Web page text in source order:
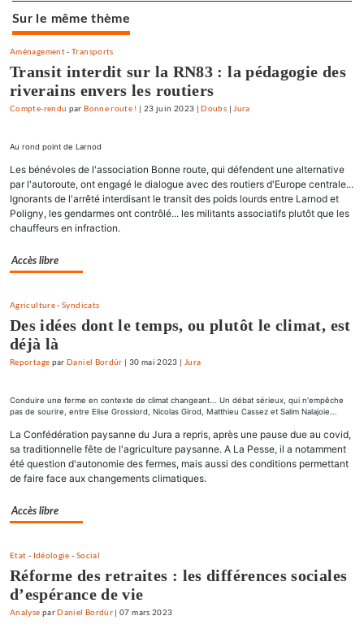
Sur le même thème
Aménagement-Transports
Transit interdit sur la RN83 : la pédagogie des
riverains envers les routiers
Compte-rendu par Bonne route ! 23 juin 2023 Doubs |Jura
Au rond point de Larnod
Les bénévoles de l'association Bonne route, qui défendent une alternative
par l'autoroute, ont engagé le dialogue avec des routiers d'Europe centrale...
Ignorants de l'arrêté interdisant le transit des poids lourds entre Larnod et
Poligny, les gendarmes ont contrôlé... les militants associatifs plutôt que les
chauffeurs en infraction.
Accès libre
Agriculture-Syndicats
Des idées dont le temps, ou plutôt le climat, est
déjà là
Reportage par Daniel Bordür 30 mai 2023 Jura
Conduire une ferme en contexte de climat changeant... Un débat sérieux, qui n'empêche
pas de sourire, entre Elise Grossiord, Nicolas Girod, Matthieu Cassez et Salim Nalajoie...
La Confédération paysanne du Jura a repris, après une pause due au covid,
sa traditionnelle fête de l'agriculture paysanne. A La Pesse, il a notamment
été question d'autonomie des fermes, mais aussi des conditions permettant
de faire face aux changements climatiques.
Accès libre
Etat - Idéologie - Social
Réforme des retraites : les différences sociales
d’espérance de vie
Analyse par Daniel Bordür |07 mars 2023